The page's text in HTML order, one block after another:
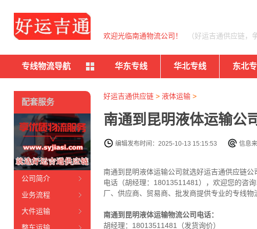
欢迎光临南通物流公司！ （好运吉通供应链，
专线物流导航 华东专线 华北专线 东北
好运吉通供应链> 液体运输>
南通到昆明液体运输公
编辑发布时间：2025-10-13 15:15:53 信息
南通到昆明液体运输公司就选好运吉通供应链
电话（胡经理：18013511481），欢迎您的咨询
厂、供应商、贸易商、批发商提供专业的专线
南通到昆明液体运输物流公司电话：
胡经理： 18013511481 （发货询价）
配套服务
公司简介
业务流程
大件运输